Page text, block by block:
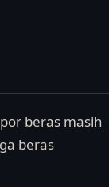
beras masih
beras